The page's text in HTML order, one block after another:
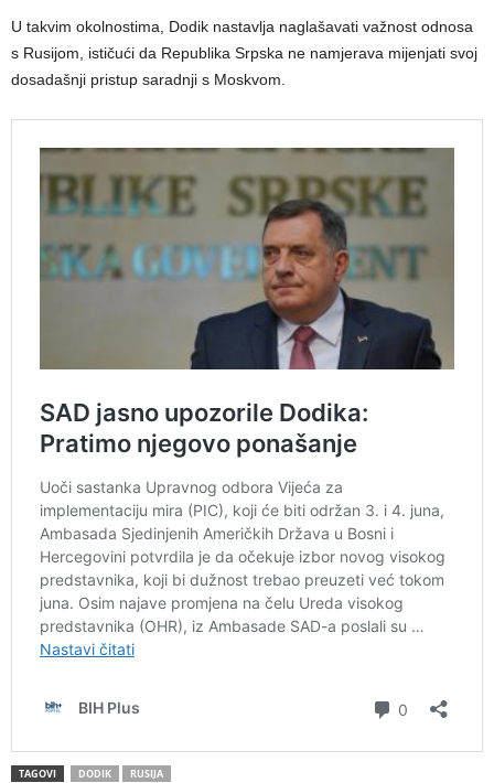
U takvim okolnostima, Dodik nastavlja naglašavati važnost odnosa
s Rusijom, ističući da Republika Srpska ne namjerava mijenjati svoj
dosadašnji pristup saradnji s Moskvom.
TAGOVI DODIK RUSIJA